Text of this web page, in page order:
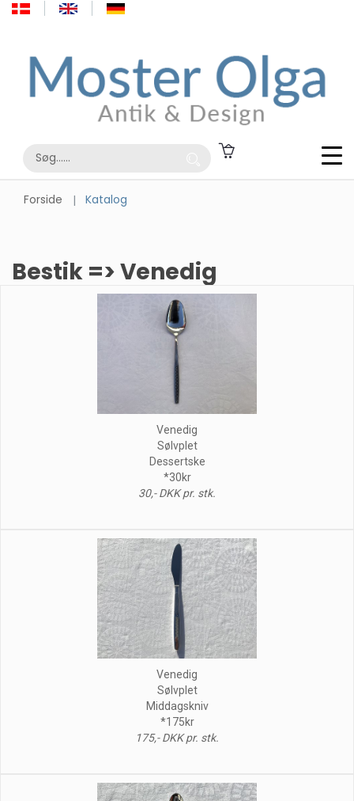
Forside Katalog
Bestik => Venedig
Venedig
Sølvplet
Dessertske
*30kr
30,- DKK pr. stk.
Venedig
Sølvplet
Middagskniv
*175kr
175,- DKK pr. stk.